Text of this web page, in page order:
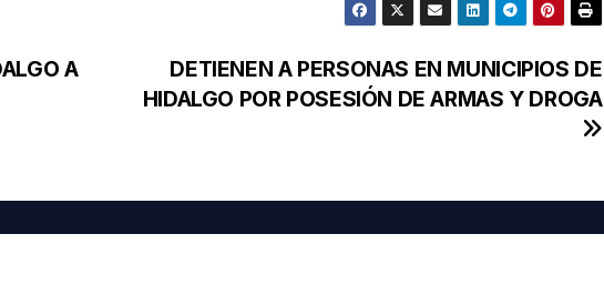
DETIENEN A PERSONAS EN MUNICIPIOS DE
HIDALGO POR POSESIÓN DE ARMAS Y DROGA
A